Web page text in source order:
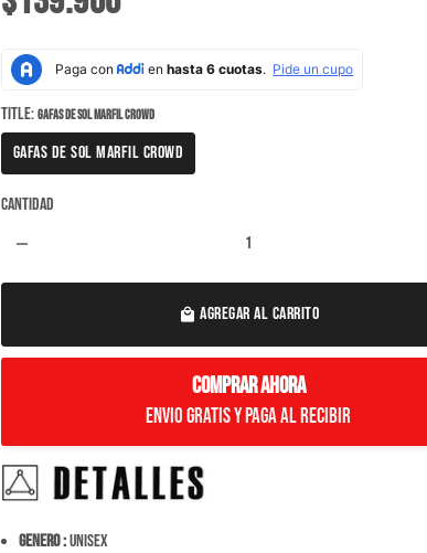
Title: GAFAS DE SOL MARFIL CROWD
GAFAS DE SOL MARFIL CROWD
Cantidad
remove
local_mall AGREGAR AL CARRITO
COMPRAR AHORA
Envio Gratis y paga al recibir
Genero :Unisex